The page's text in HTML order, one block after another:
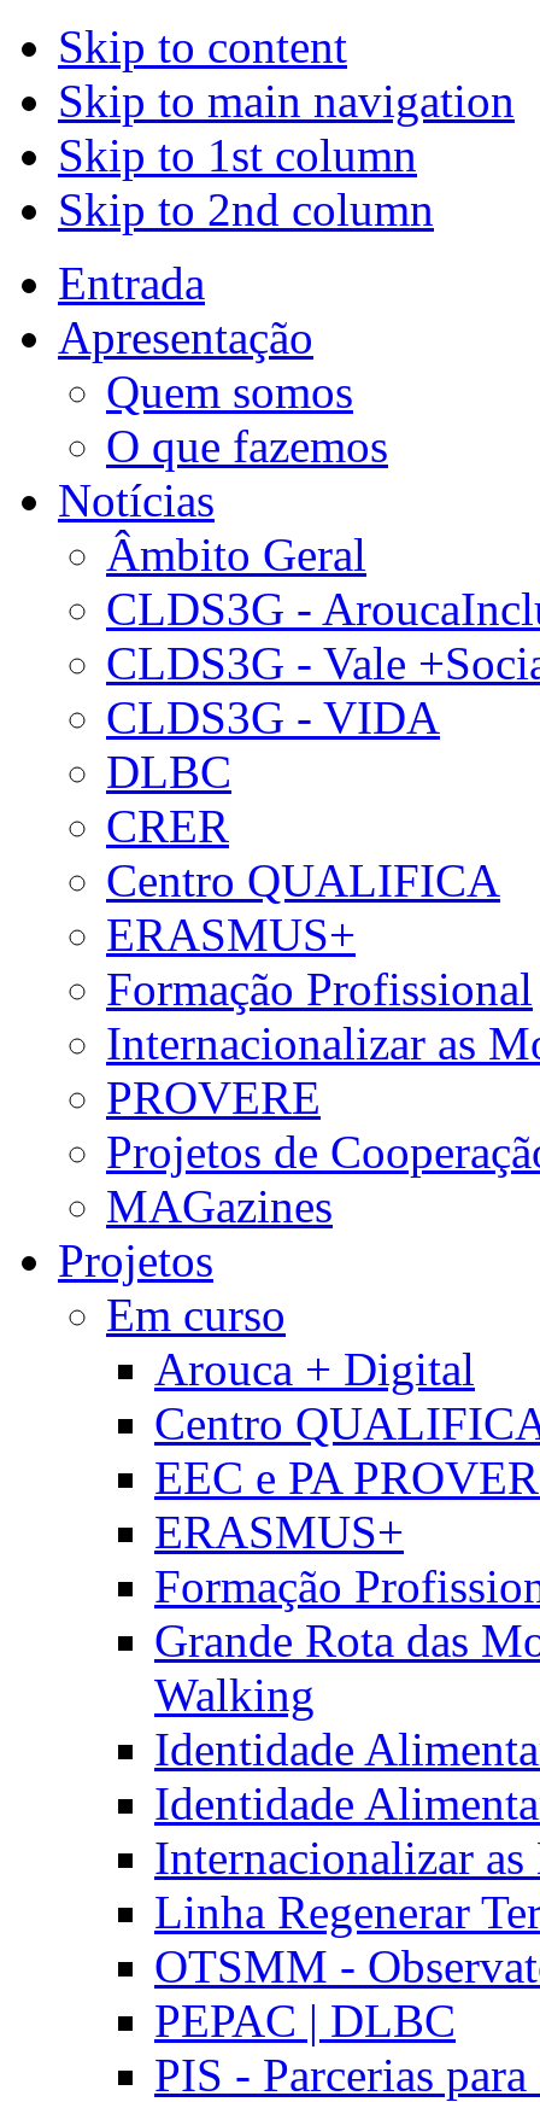
Skip to content
Skip to main navigation
Skip to 1st column
Skip to 2nd column
Entrada
Apresentação
Quem somos
O que fazemos
Notícias
Âmbito Geral
CLDS3G -
CLDS3G - Vale
CLDS3G - VIDA
DLBC
CRER
Centro QUALIFICA
ERASMUS+
Formação Profissional
Internacionalizar as
PROVERE
Projetos de
MAGazines
Projetos
Em curso
Arouca + Digital
Centro
EEC e PA
ERASMUS+
Formação
Grande Rota das
Walking
Identidade
Identidade
Internacionalizar
Linha Regenerar
OTSMM -
PEPAC | DLBC
PIS - Parcerias